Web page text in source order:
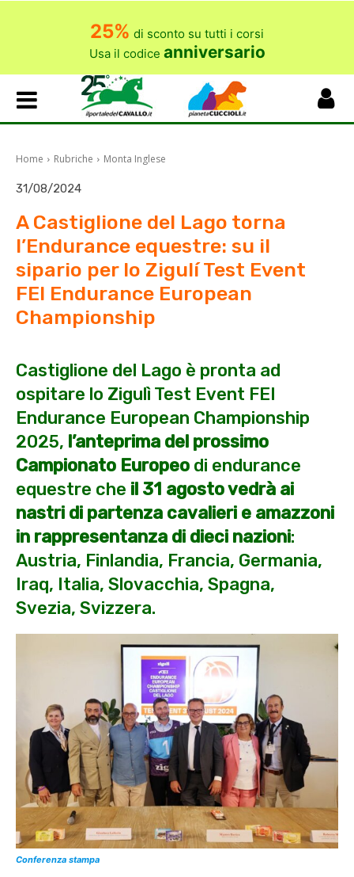
25% di sconto su tutti i corsi
Usa il codice anniversario
Home Rubriche Monta Inglese
31/08/2024
A Castiglione del Lago torna
l’Endurance equestre: su il
sipario per lo Zigulí Test Event
FEI Endurance European
Championship
Castiglione del Lago è pronta ad
ospitare lo Zigulì Test Event FEI
Endurance European Championship
2025, l’anteprima del prossimo
Campionato Europeo di endurance
equestre che il 31 agosto vedrà ai
nastri di partenza cavalieri e amazzoni
in rappresentanza di dieci nazioni:
Austria, Finlandia, Francia, Germania,
Iraq, Italia, Slovacchia, Spagna,
Svezia, Svizzera.
Conferenza stampa